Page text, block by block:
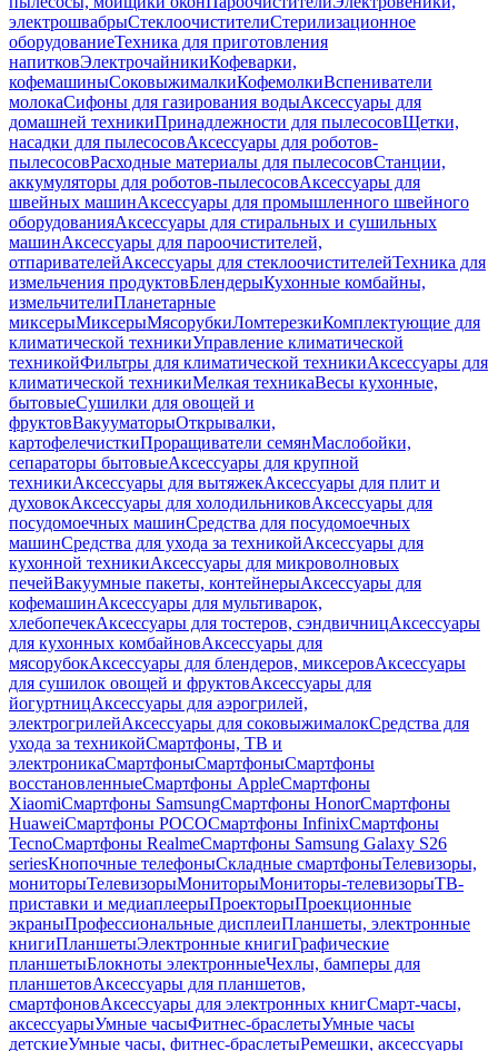
электрошвабрыСтеклоочистителиСтерилизационное
оборудованиеТехника для приготовления
напитковЭлектрочайникиКофеварки,
кофемашиныСоковыжималкиКофемолкиВспениватели
молокаСифоны для газирования водыАксессуары для
домашней техникиПринадлежности для пылесосовЩетки,
насадки для пылесосовАксессуары для роботов-
пылесосовРасходные материалы для пылесосовСтанции,
аккумуляторы для роботов-пылесосовАксессуары для
швейных машинАксессуары для промышленного швейного
оборудованияАксессуары для стиральных и сушильных
машинАксессуары для пароочистителей,
отпаривателейАксессуары для стеклоочистителейТехника для
измельчения продуктовБлендерыКухонные комбайны,
измельчителиПланетарные
миксерыМиксерыМясорубкиЛомтерезкиКомплектующие для
климатической техникиУправление климатической
техникойФильтры для климатической техникиАксессуары для
климатической техникиМелкая техникаВесы кухонные,
бытовыеСушилки для овощей и
фруктовВакууматорыОткрывалки,
картофелечисткиПроращиватели семянМаслобойки,
сепараторы бытовыеАксессуары для крупной
техникиАксессуары для вытяжекАксессуары для плит и
духовокАксессуары для холодильниковАксессуары для
посудомоечных машинСредства для посудомоечных
машинСредства для ухода за техникойАксессуары для
кухонной техникиАксессуары для микроволновых
печейВакуумные пакеты, контейнерыАксессуары для
кофемашинАксессуары для мультиварок,
хлебопечекАксессуары для тостеров, сэндвичницАксессуары
для кухонных комбайновАксессуары для
мясорубокАксессуары для блендеров, миксеровАксессуары
для сушилок овощей и фруктовАксессуары для
йогуртницАксессуары для аэрогрилей,
электрогрилейАксессуары для соковыжималокСредства для
ухода за техникойСмартфоны, ТВ и
электроникаСмартфоныСмартфоныСмартфоны
восстановленныеСмартфоны AppleСмартфоны
XiaomiСмартфоны SamsungСмартфоны HonorСмартфоны
HuaweiСмартфоны POCOСмартфоны InfinixСмартфоны
TecnoСмартфоны RealmeСмартфоны Samsung Galaxy S26
seriesКнопочные телефоныСкладные смартфоныТелевизоры,
мониторыТелевизорыМониторыМониторы-телевизорыТВ-
приставки и медиаплеерыПроекторыПроекционные
экраныПрофессиональные дисплеиПланшеты, электронные
книгиПланшетыЭлектронные книгиГрафические
планшетыБлокноты электронныеЧехлы, бамперы для
планшетовАксессуары для планшетов,
смартфоновАксессуары для электронных книгСмарт-часы,
аксессуарыУмные часыФитнес-браслетыУмные часы
детскиеУмные часы, фитнес-браслетыРемешки, аксессуары